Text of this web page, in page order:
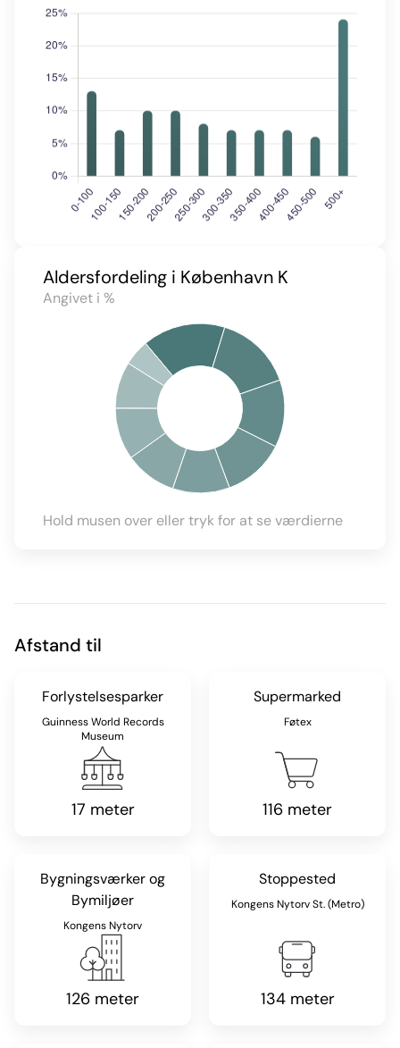
Aldersfordeling i København K
Angivet i %
Hold musen over eller tryk for at se værdierne
Afstand til
Forlystelsesparker
Guinness World Records
Museum
17 meter
Supermarked
Føtex
116 meter
Bygningsværker og
Bymiljøer
Kongens Nytorv
126 meter
Stoppested
Kongens Nytorv St. (Metro)
134 meter